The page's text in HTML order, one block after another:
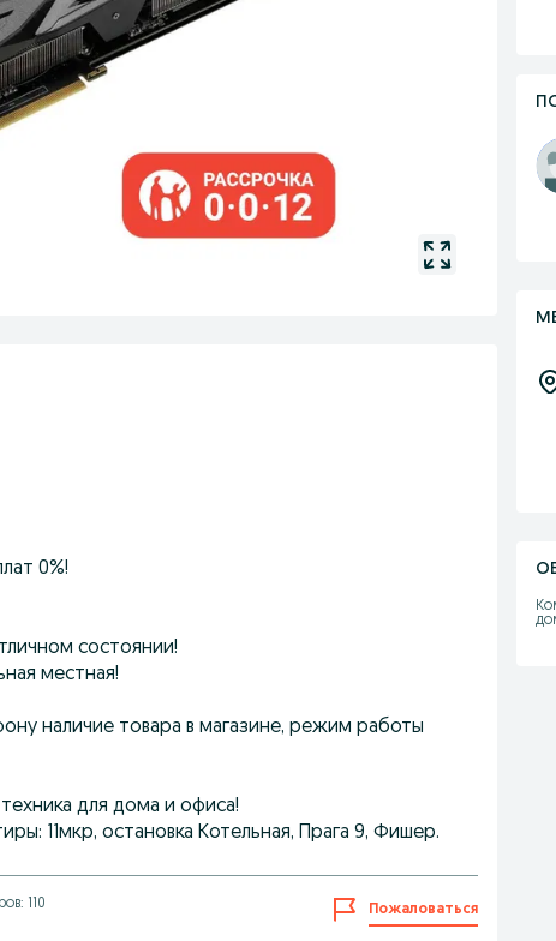
0%!
состоянии!
местная!
наличие товара в магазине, режим работы
для дома и офиса!
11мкр, остановка Котельная, Прага 9, Фишер.
110 Пожаловаться